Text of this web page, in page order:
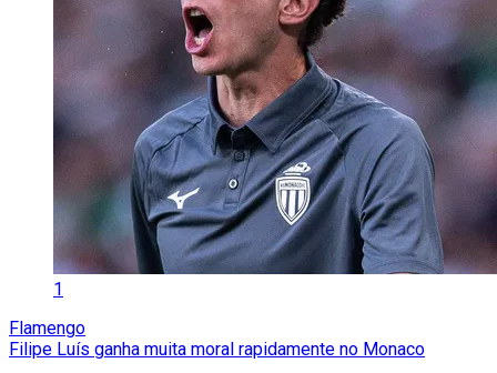
1
Flamengo
Filipe Luís ganha muita moral rapidamente no Monaco